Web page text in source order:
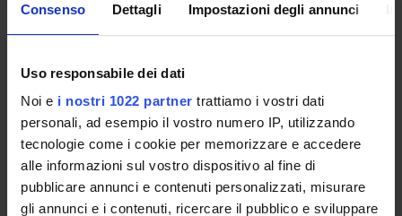
Consenso Dettagli Impostazioni degli annunci
Uso responsabile dei dati
Noi e i nostri 1022 partner trattiamo i vostri dati
personali, ad esempio il vostro numero IP, utilizzando
tecnologie come i cookie per memorizzare e accedere
alle informazioni sul vostro dispositivo al fine di
pubblicare annunci e contenuti personalizzati, misurare
gli annunci e i contenuti, ricercare il pubblico e sviluppare
l’organizzazione del Servizio
Riconoscere le figure di riferimento per il proprio percorso
Scegliere gli strumenti informativi necessari ad inquadrare il
paziente osservato con la supervisione del tutor
Compilare la documentazione relativa all’attività di tirocinio e
la consegna nei tempi previsti, secondo le indicazioni
concordate.
FORMAZIONE ED AUTOFORMAZIONE
Contribuire, guidato dal Supervisore, alla definizione dei suoi